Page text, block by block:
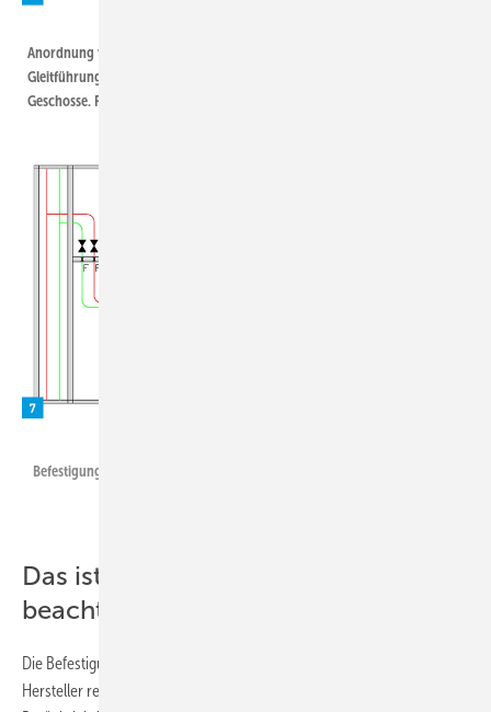
Anordnung von Leitungsfestpunkten, Leitungsbefestigungen mit
Gleitführung und Dehnungsgleichern in Abhängigkeit von der Anzahl der
Geschosse. FP = Festpunkt, GL = Gleitpunkt.
Befestigung von Verbundrohren in Vorwandinstallationen.
Das ist bei Rohrbefestigungen zu
beachten
Die Befestigungsabstände in Normen oder in Montageanleitungen der
Hersteller resultieren aus statischen Berechnungen unter